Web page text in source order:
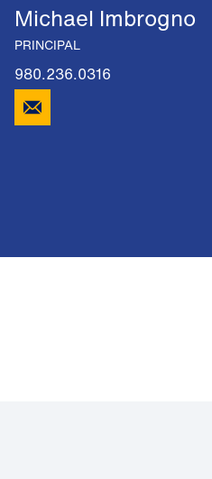
Michael Imbrogno
PRINCIPAL
980.236.0316